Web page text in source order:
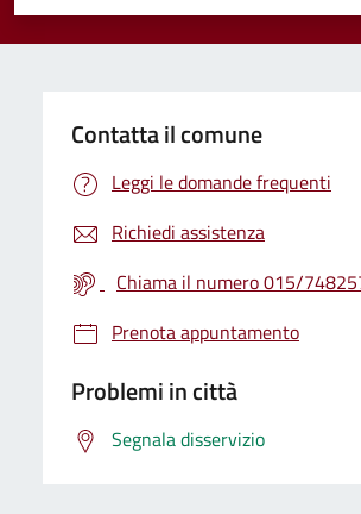
Valuta 5 stelle su 5
Valuta 4 stelle su 5
Valuta 3 stelle su 5
Valuta 2 stelle su 5
Valuta 1 stelle su 5
Contatta il comune
Leggi le domande frequenti
Richiedi assistenza
Chiama il numero 015/
Prenota appuntamento
Problemi in città
Segnala disservizio